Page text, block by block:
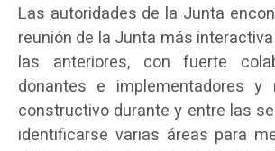
Las autoridades de la Junta
reunión de la Junta más
las anteriores, con fuerte
donantes e implementadores y
constructivo durante y entre las
identificarse varias áreas para